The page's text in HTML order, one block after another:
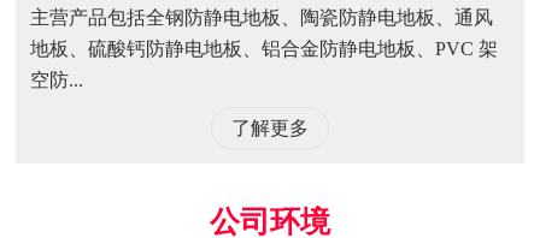
主营产品包括全钢防静电地板、陶瓷防静电地板、通风
地板、硫酸钙防静电地板、铝合金防静电地板、PVC 架
空防...
了解更多
公司环境